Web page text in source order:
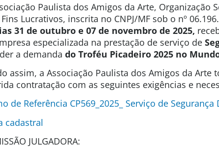
Paulista dos Amigos da Arte, Organização
Lucrativos, inscrita no CNPJ/MF sob o nº
31 de outubro e 07 de novembro de 2025,
especializada na prestação de serviço de
a demanda do Troféu Picadeiro 2025 no
assim, a Associação Paulista dos Amigos da
contratação com as seguintes exigências e
de Referência CP569_2025_ Serviço de
cadastral
JULGADORA: